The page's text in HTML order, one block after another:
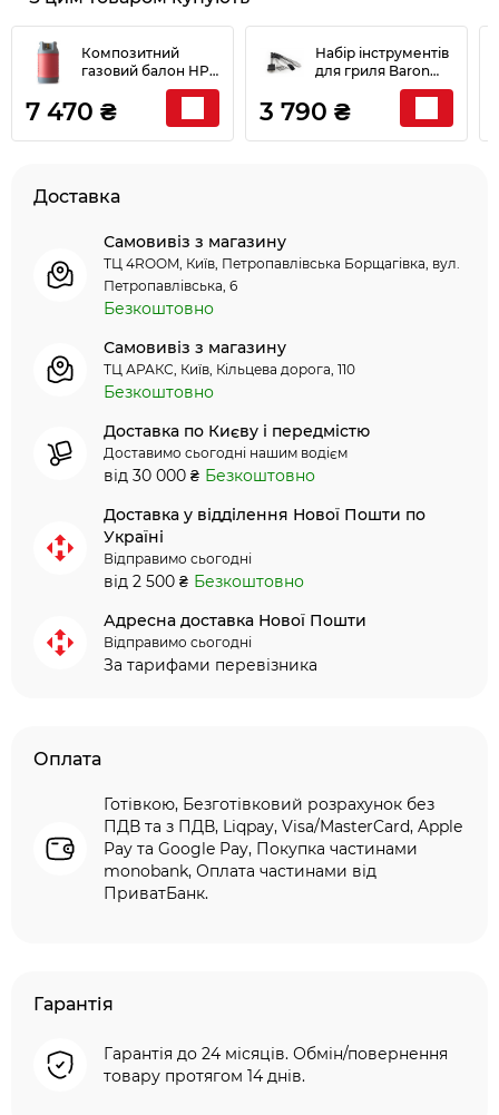
Композитний
газовий балон HPC
Research 24,5 л під
укр. редуктор 9247
7 470 ₴
Набір інструментів
для гриля Baron
Broil King 64003
3 790 ₴
Доставка
Самовивіз з магазину
ТЦ 4ROOM, Київ, Петропавлівська Борщагівка, вул.
Петропавлівська, 6
Безкоштовно
Самовивіз з магазину
ТЦ АРАКС, Київ, Кільцева дорога, 110
Безкоштовно
Доставка по Києву і передмістю
Доставимо сьогодні нашим водієм
від 30 000 ₴ Безкоштовно
Доставка у відділення Нової Пошти по
Україні
Відправимо сьогодні
від 2 500 ₴ Безкоштовно
Адресна доставка Нової Пошти
Відправимо сьогодні
За тарифами перевізника
Оплата
Готівкою, Безготівковий розрахунок без
ПДВ та з ПДВ, Liqpay, Visa/MasterCard, Apple
Pay та Google Pay, Покупка частинами
monobank, Оплата частинами від
ПриватБанк.
Гарантія
Гарантія до 24 місяців. Обмін/повернення
товару протягом 14 днів.